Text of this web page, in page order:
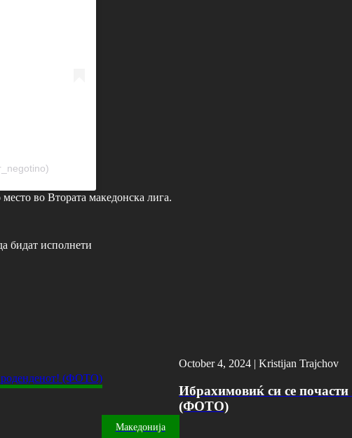
во Втората македонска лига.
бидат исполнети
October 4, 2024 |Kristijan Trajchov
Ибрахимовиќ си се почасти
(ФОТО)
Македонија